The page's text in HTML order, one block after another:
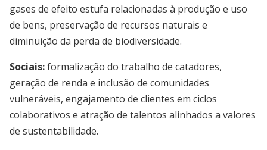
gases de efeito estufa relacionadas à produção e uso
de bens, preservação de recursos naturais e
diminuição da perda de biodiversidade.
Sociais:formalização do trabalho de catadores,
geração de renda e inclusão de comunidades
vulneráveis, engajamento de clientes em ciclos
colaborativos e atração de talentos alinhados a valores
de sustentabilidade.